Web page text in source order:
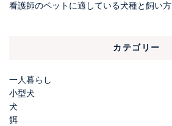
看護師のペットに適している犬種と飼い方
カテゴリー
一人暮らし
小型犬
犬
餌